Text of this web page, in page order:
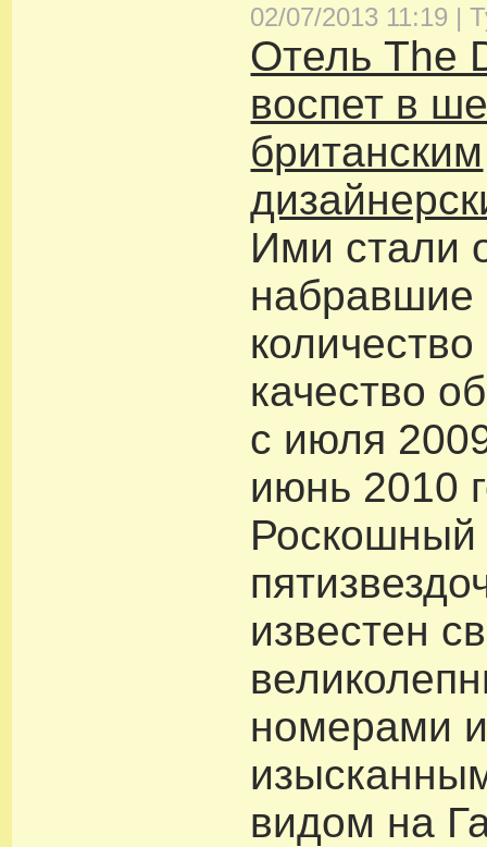
02/07/2013 11:19 |
Отель The
воспет в
британским
Ими стали
качество
с июля
июнь 2010
Роскошный
известен
номерами
видом на